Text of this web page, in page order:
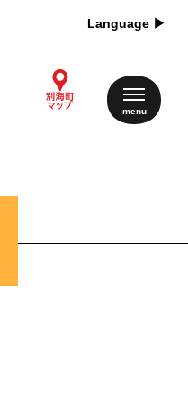
Language ▶︎